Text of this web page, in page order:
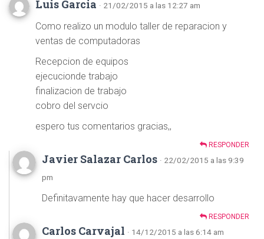
Luis Garcia · 21/02/2015 a las 12:27 am
Como realizo un modulo taller de reparacion y
ventas de computadoras
Recepcion de equipos
ejecucionde trabajo
finalizacion de trabajo
cobro del servcio
espero tus comentarios gracias,,
RESPONDER
Javier Salazar Carlos · 22/02/2015 a las 9:39
pm
Definitavamente hay que hacer desarrollo
RESPONDER
Carlos Carvajal · 14/12/2015 a las 6:14 am